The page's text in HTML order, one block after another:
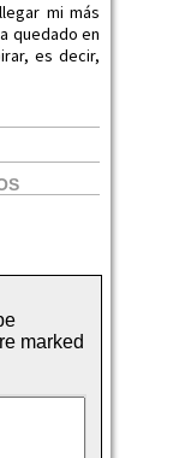
mi más
quedado en
es decir,
marked